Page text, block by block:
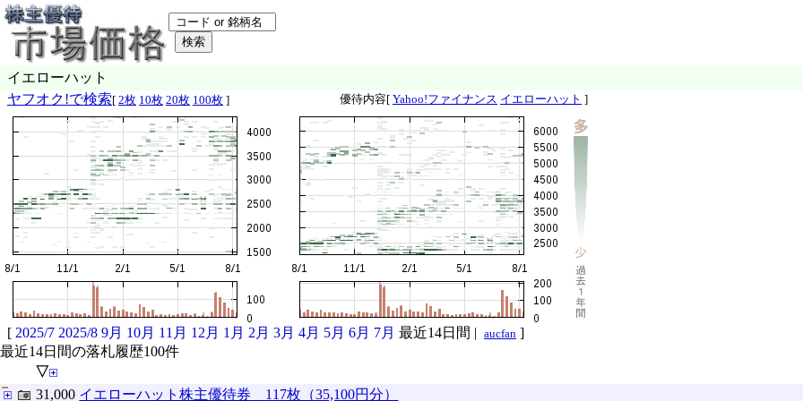
イエローハット
ヤフオク!で検索 [ 2枚 10枚 20枚 100枚 ] 優待内容[ Yahoo!ファイナンス イエローハット ]
[ 2025/7 2025/8 9月 10月 11月 12月 1月 2月 3月 4月 5月 6月 7月 最近14日間 | aucfan ]
最近14日間の落札履歴100件
▽
31,000 イエローハット株主優待券 117枚（35,100円分）